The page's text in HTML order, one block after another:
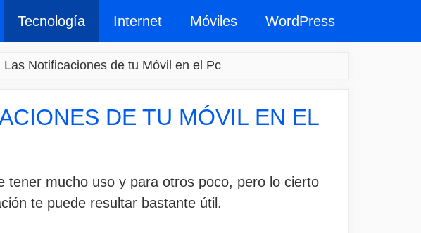
Tecnología Internet Móviles WordPress
Notificaciones de tu Móvil en el Pc
DE TU MÓVIL EN EL
tener mucho uso y para otros poco, pero lo cierto
te puede resultar bastante útil.